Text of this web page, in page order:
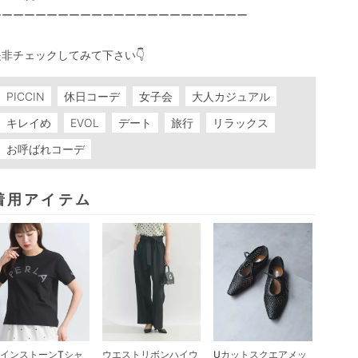
ーーーーーーーーーーーーーーーーーーーーー
チェックしてみて下さい👇
PICCIN 休日コーデ 女子会
大人カジュアル
キレイめ
EVOL デート 旅行
リラックス
お呼ばれコーデ
用アイテム
ンストーンTシャ ウエストリボンハイウ Uカットスクエアメッ